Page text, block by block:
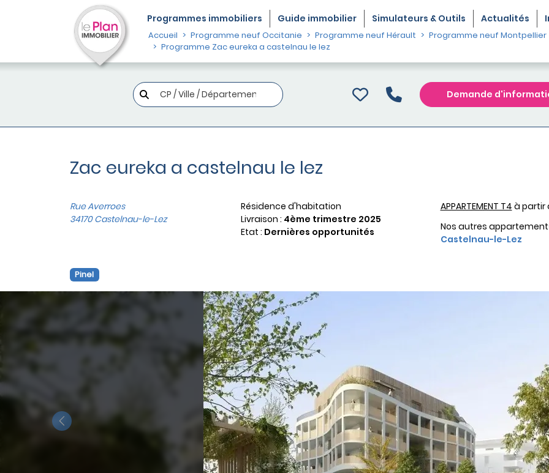
Programmes immobiliers Guide immobilier Simulateurs & Outils Actualités
Accueil Programme neuf Occitanie Programme neuf Hérault
Programme neuf Montpellier
Programme Zac eureka a castelnau le lez
Demande
Zac eureka a castelnau le lez
Rue Averroes
34170 Castelnau-le-Lez
Résidence d'habitation
Livraison : 4ème trimestre 2025
Etat : Dernières opportunités
APPARTEMENT T4 à partir
Nos autres
Castelnau-le-Lez
Pinel
Previous